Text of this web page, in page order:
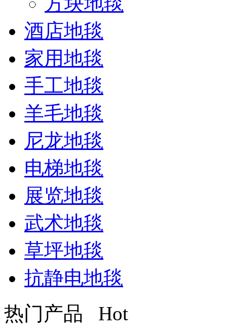
酒店地毯
家用地毯
手工地毯
羊毛地毯
尼龙地毯
电梯地毯
展览地毯
武术地毯
草坪地毯
抗静电地毯
热门产品 Hot